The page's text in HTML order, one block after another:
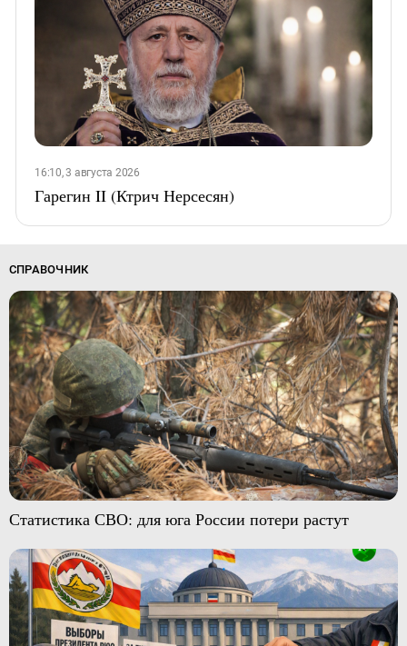
16:10, 3 августа 2026
Гарегин II (Ктрич Нерсесян)
СПРАВОЧНИК
Статистика СВО: для юга России потери растут